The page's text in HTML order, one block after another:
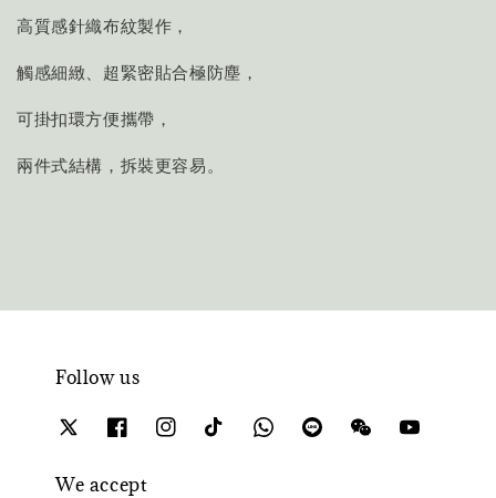
高質感針織布紋製作，
觸感細緻、超緊密貼合極防塵，
可掛扣環方便攜帶，
兩件式結構，拆裝更容易。
Follow us
We accept